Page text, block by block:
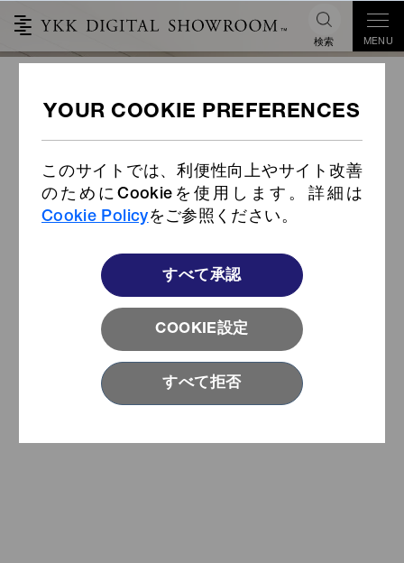
このサイトでは、利便性向上やサイト改善
のためにCookieを使用します。詳細は
Cookie Policyをご参照ください。
COOKIE設定
すべて承認
すべて拒否
検索 MENU
DF33 日本語版